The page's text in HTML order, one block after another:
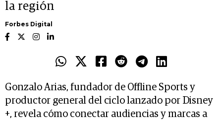
la región
Forbes Digital
Gonzalo Arias, fundador de Offline Sports y
productor general del ciclo lanzado por Disney
+, revela cómo conectar audiencias y marcas a